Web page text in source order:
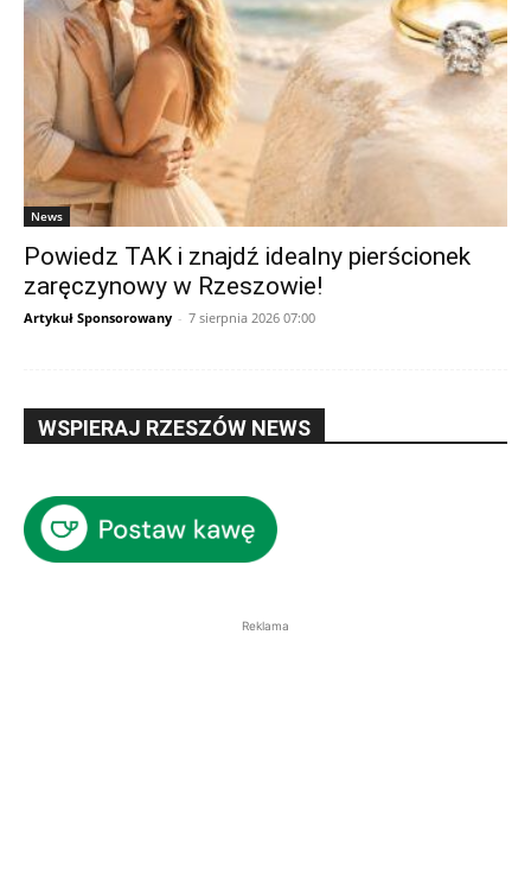
News
Powiedz TAK i znajdź idealny pierścionek
zaręczynowy w Rzeszowie!
Artykuł Sponsorowany - 7 sierpnia 2026 07:00
WSPIERAJ RZESZÓW NEWS
Reklama